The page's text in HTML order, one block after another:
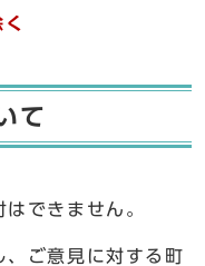
て
できません。
、ご意見に対する町